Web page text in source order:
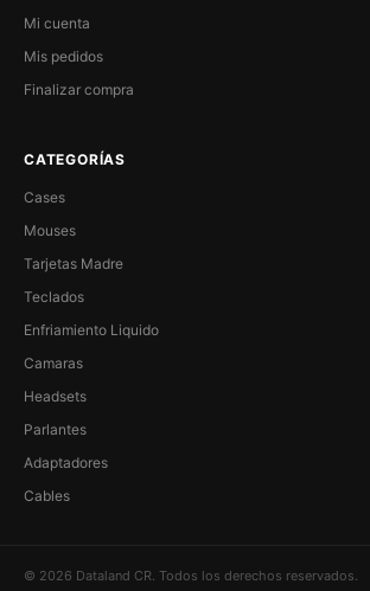
Mi cuenta
Mis pedidos
Finalizar compra
CATEGORÍAS
Cases
Mouses
Tarjetas Madre
Teclados
Enfriamiento Liquido
Camaras
Headsets
Parlantes
Adaptadores
Cables
© 2026 Dataland CR. Todos los derechos reservados.